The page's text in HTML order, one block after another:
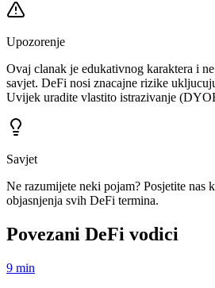
Upozorenje
Ovaj clanak je edukativnog karaktera i
savjet. DeFi nosi znacajne rizike
Uvijek uradite vlastito istrazivanje
Savjet
Ne razumijete neki pojam? Posjetite nas
objasnjenja svih DeFi termina.
Povezani DeFi vodici
9 min